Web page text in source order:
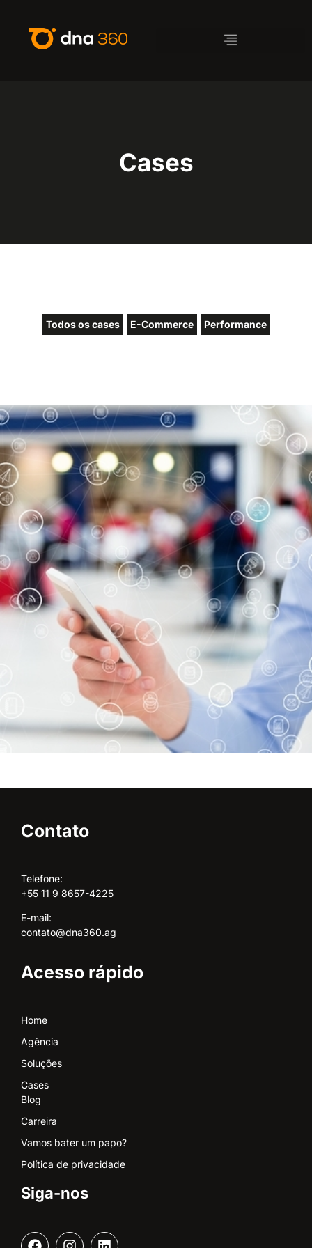
Cases
Todos os cases E-Commerce Performance
Contato
Telefone:
+55 11 9 8657-4225
E-mail:
contato@dna360.ag
Acesso rápido
Home
Agência
Soluções
Cases
Blog
Carreira
Vamos bater um papo?
Política de privacidade
Siga-nos